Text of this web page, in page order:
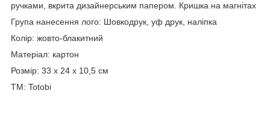
ручками, вкрита дизайнерським папером. Кришка на магнітах
Група нанесення лого: Шовкодрук, уф друк, наліпка
Колір: жовто-блакитний
Матеріал: картон
Розмір: 33 х 24 х 10,5 см
ТМ: Totobi